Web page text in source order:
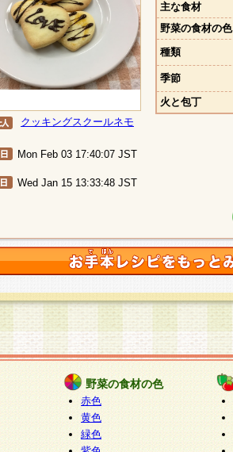
クッキングスクールネモ
Mon Feb 03 17:40:07 JST
Wed Jan 15 13:33:48 JST
主な食材
野菜の食材の色
種類
季節
火と包丁
野菜の食材の色
赤色
黄色
緑色